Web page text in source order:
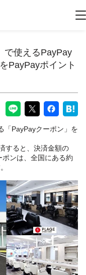
で使えるPayPay
PayPayポイント
「PayPayクーポン」を
すると、決済金額の
ンは、全国にある約